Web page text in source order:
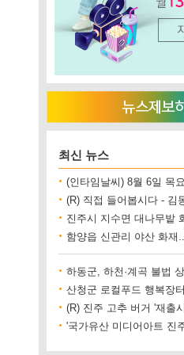
최신 뉴스
함양읍 신관리 야산 화재